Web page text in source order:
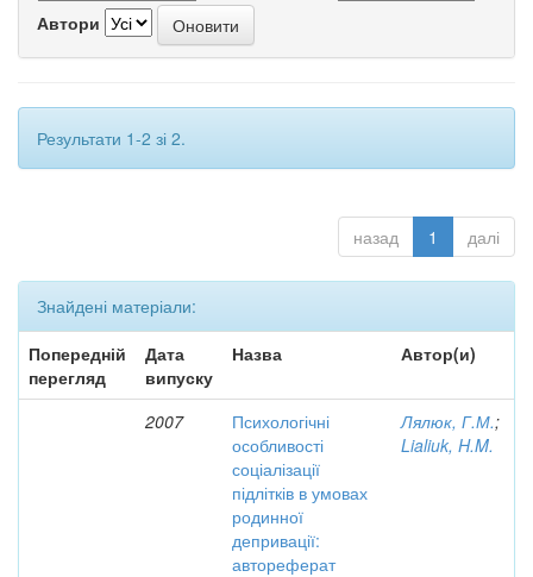
Автори
Результати 1-2 зі 2.
назад 1 далі
Знайдені матеріали:
Попередній
перегляд
Дата
випуску
Назва Автор(и)
2007
Психологічні
особливості
соціалізації
підлітків в умовах
родинної
депривації:
автореферат
Лялюк, Г.М.;
Lialiuk, H.M.